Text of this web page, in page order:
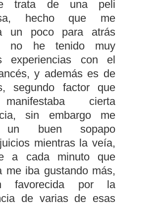
trata de una peli
hecho que me
un poco para atrás
no he tenido muy
experiencias con el
y además es de
segundo factor que
cierta
sin embargo me
un buen sopapo
mientras la veía,
a cada minuto que
me iba gustando más,
favorecida por la
de varias de esas